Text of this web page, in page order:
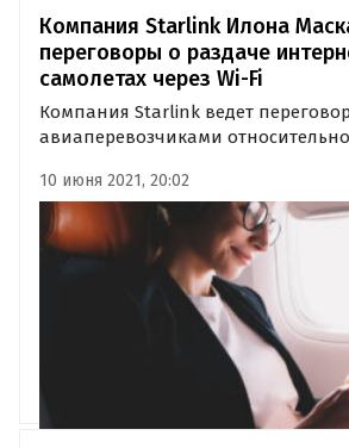
Компания Starlink Илона
переговоры о раздаче
самолетах через Wi-Fi
Компания Starlink ведет
авиаперевозчиками
пассажирами самолетов. Ради
Илона Маска даже готова взять на
разработке и установке
10 июня 2021, 20:02